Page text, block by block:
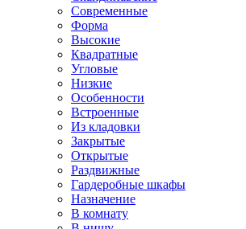
Современные
Форма
Высокие
Квадратные
Угловые
Низкие
Особенности
Встроенные
Из кладовки
Закрытые
Открытые
Раздвижные
Гардеробные шкафы
Назначение
В комнату